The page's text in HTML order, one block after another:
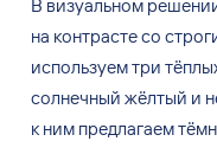
В визуальном
на контрасте со
используем три
солнечный жёлтый и
к ним предлагаем